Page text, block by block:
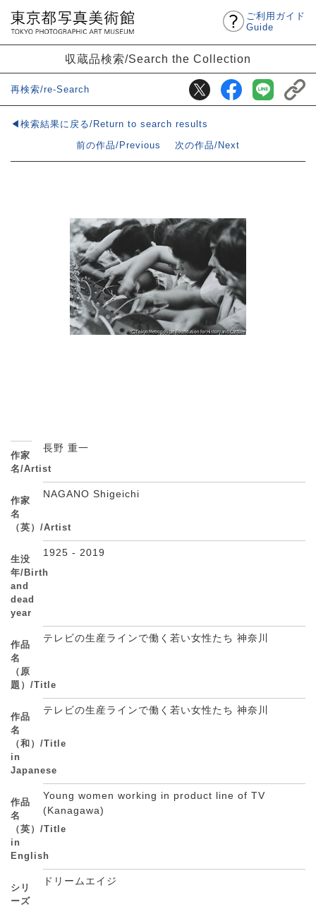
ご利用ガイド
Guide
収蔵品検索/Search the Collection
再検索/re-Search
◀検索結果に戻る/Return to search results
前の作品/Previous
次の作品/Next
作家
名/Artist
長野 重一
作家
名
（英）/Artist
NAGANO Shigeichi
生没
年/Birth
and
dead
year
1925 - 2019
作品
名
（原
題）/Title
テレビの生産ラインで働く若い女性たち 神奈川
作品
名
（和）/Title
in
Japanese
テレビの生産ラインで働く若い女性たち 神奈川
作品
名
（英）/Title
in
English
Young women working in product line of TV
(Kanagawa)
シリ
ーズ
ドリームエイジ